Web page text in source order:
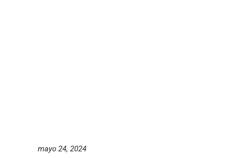
mayo 24, 2024